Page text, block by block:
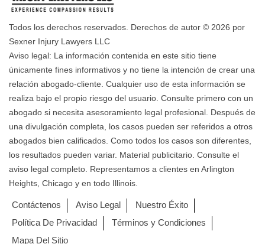
Todos los derechos reservados. Derechos de autor © 2026 por
Sexner Injury Lawyers LLC
Aviso legal: La información contenida en este sitio tiene
únicamente fines informativos y no tiene la intención de crear una
relación abogado-cliente. Cualquier uso de esta información se
realiza bajo el propio riesgo del usuario. Consulte primero con un
abogado si necesita asesoramiento legal profesional. Después de
una divulgación completa, los casos pueden ser referidos a otros
abogados bien calificados. Como todos los casos son diferentes,
los resultados pueden variar. Material publicitario. Consulte el
aviso legal completo. Representamos a clientes en Arlington
Heights, Chicago y en todo Illinois.
Contáctenos Aviso Legal
Nuestro Éxito
Política De Privacidad
Términos y Condiciones
Mapa Del Sitio